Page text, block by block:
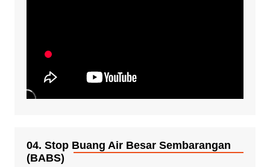
04. Stop Buang Air Besar Sembarangan
(BABS)